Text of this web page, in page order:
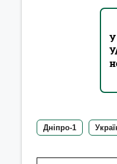
Дніпро-1